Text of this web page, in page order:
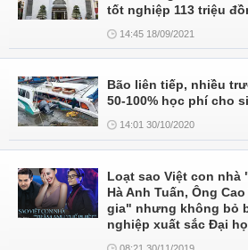
tốt nghiệp 113 triệu
14:45 18/09/2021
Bão liên tiếp, nhiều
50-100% học phí cho
14:01 30/10/2020
Loạt sao Việt con nhà
Hà Anh Tuấn, Ông
gia" nhưng không bỏ
nghiệp xuất sắc Đại